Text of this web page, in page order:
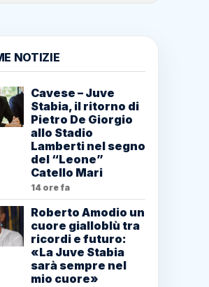
NOTIZIE
Cavese – Juve
Stabia, il ritorno di
Pietro De Giorgio
allo Stadio
Lamberti nel segno
del “Leone”
Catello Mari
14 ore fa
Roberto Amodio un
cuore gialloblù tra
ricordi e futuro:
«La Juve Stabia
sarà sempre nel
mio cuore»